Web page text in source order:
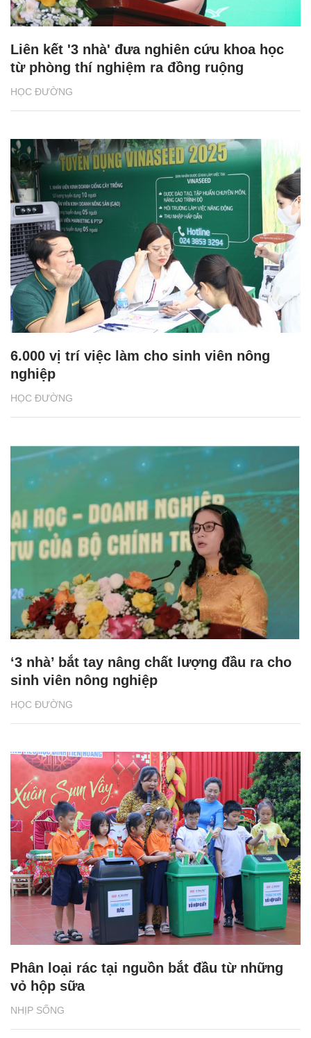
HỌC ĐƯỜNG
Liên kết '3 nhà' đưa nghiên cứu khoa học
từ phòng thí nghiệm ra đồng ruộng
HỌC ĐƯỜNG
6.000 vị trí việc làm cho sinh viên nông
nghiệp
HỌC ĐƯỜNG
‘3 nhà’ bắt tay nâng chất lượng đầu ra cho
sinh viên nông nghiệp
NHỊP SỐNG
Phân loại rác tại nguồn bắt đầu từ những
vỏ hộp sữa